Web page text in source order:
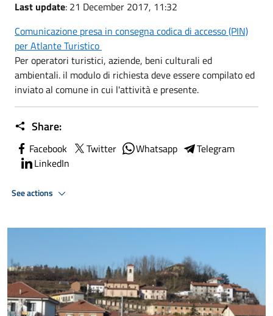
Last update: 21 December 2017, 11:32
Comunicazione presa in consegna codica di accesso (PIN)
per Atlante Turistico
Per operatori turistici, aziende, beni culturali ed
ambientali. il modulo di richiesta deve essere compilato ed
inviato al comune in cui l'attività e presente.
Share:
Facebook Twitter Whatsapp
Telegram
LinkedIn
See actions